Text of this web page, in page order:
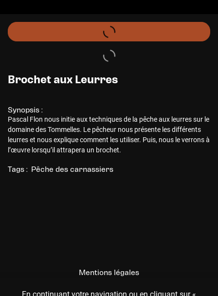
Brochet aux Leurres
Synopsis :
Pascal Flon nous initie aux techniques de la pêche aux leurres sur le
domaine des Tommelles. Le pêcheur nous présente les différents
leurres et nous explique comment les utiliser. Puis, nous le verrons à
l’œuvre lorsqu’il attrapera un brochet.
Tags : Pêche des carnassiers
Mentions légales